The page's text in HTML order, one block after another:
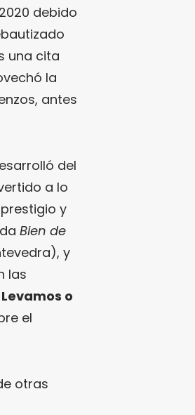
debido
una cita
la
antes
del
a lo
y
Bien de
y
las
o
el
otras